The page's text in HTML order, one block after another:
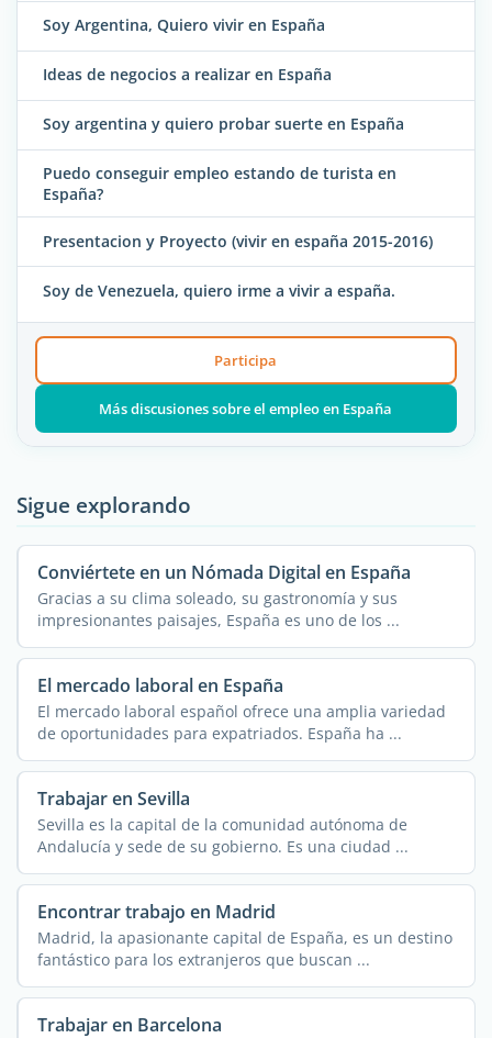
Soy Argentina, Quiero vivir en España
Ideas de negocios a realizar en España
Soy argentina y quiero probar suerte en España
Puedo conseguir empleo estando de turista en
España?
Presentacion y Proyecto (vivir en españa 2015-2016)
Soy de Venezuela, quiero irme a vivir a españa.
Participa
Más discusiones sobre el empleo en España
Sigue explorando
Conviértete en un Nómada Digital en España
Gracias a su clima soleado, su gastronomía y sus
impresionantes paisajes, España es uno de los ...
El mercado laboral en España
El mercado laboral español ofrece una amplia variedad
de oportunidades para expatriados. España ha ...
Trabajar en Sevilla
Sevilla es la capital de la comunidad autónoma de
Andalucía y sede de su gobierno. Es una ciudad ...
Encontrar trabajo en Madrid
Madrid, la apasionante capital de España, es un destino
fantástico para los extranjeros que buscan ...
Trabajar en Barcelona